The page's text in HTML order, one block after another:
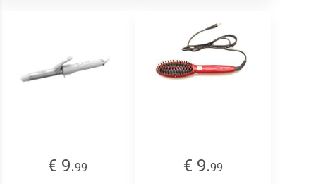
€ 9.99 € 9.99